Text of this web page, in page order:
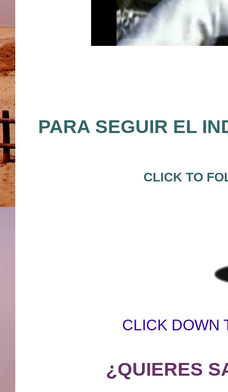
PARA SEGUIR EL
CLICK TO
CLICK DOWN
¿QUIERES